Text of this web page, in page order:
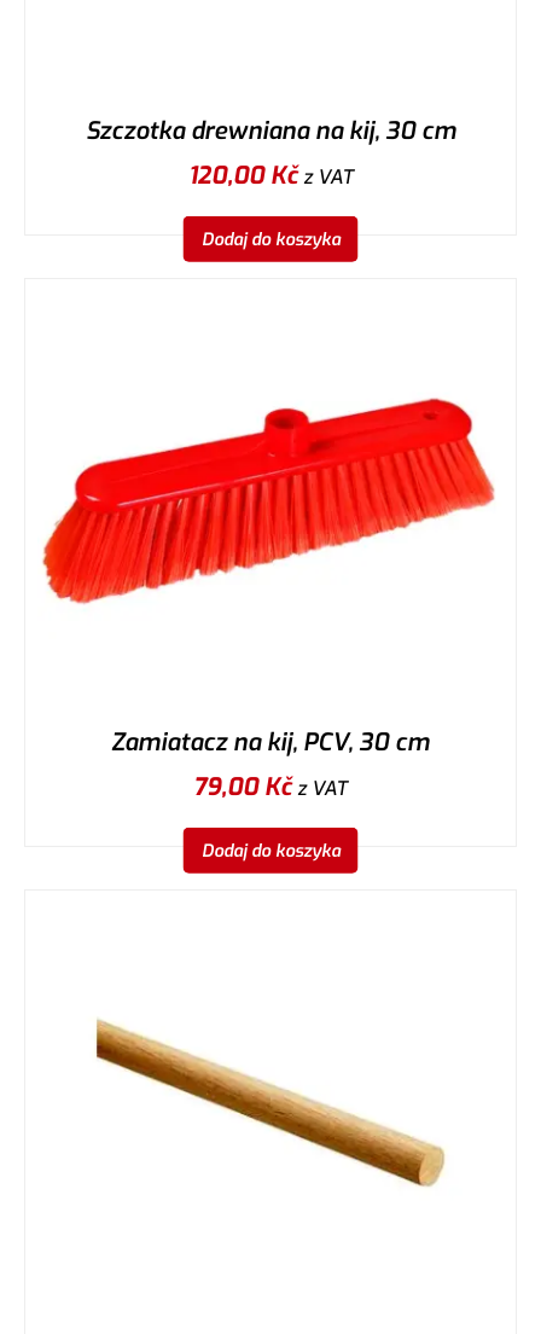
Szczotka drewniana na kij, 30 cm
120,00Kčz VAT
Dodaj do koszyka
Zamiatacz na kij, PCV, 30 cm
79,00Kčz VAT
Dodaj do koszyka